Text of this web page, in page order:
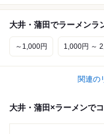
大井・蒲田でラーメンラ
～1,000円 1,000円 ～
関連の
大井・蒲田×ラーメンで